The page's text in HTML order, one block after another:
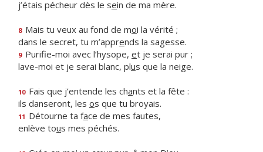
j’étais pécheur dès le sein de ma mère.
8 Mais tu veux au fond de moi la vérité ;
dans le secret, tu m’apprends la sagesse.
9 Purifie-moi avec l’hysope, et je serai pur ;
lave-moi et je serai blanc, plus que la neige.
10 Fais que j’entende les chants et la fête :
ils danseront, les os que tu broyais.
11 Détourne ta face de mes fautes,
enlève tous mes péchés.